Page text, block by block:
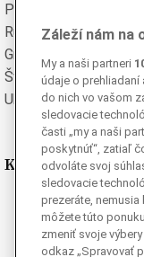
Poľská
Rumunská
Grécka
Švédska
Ukrajinská
Kde nás nájdete
Facebook
Instagram
Ganjing
Záleží nám na
My a naši partneri
údaje o prehliadaní
do nich vo vašom
sledovacie
časti „my a naši
poskytnúť“, zatiaľ
odvoláte svoj
sledovacie
prezeráte,
môžete túto
zmeniť svoje
odkaz „Spravovať